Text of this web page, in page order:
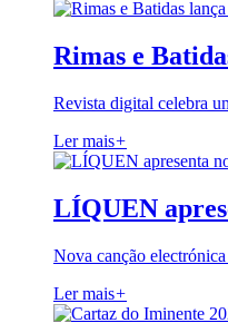
Rimas e
Revista digital celebra
Ler mais+
LÍQUEN
Nova canção
Ler mais+